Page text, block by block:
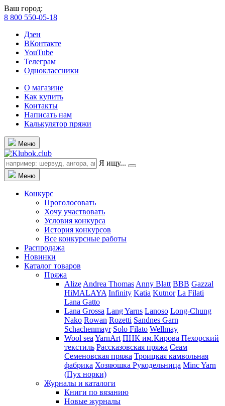
Ваш город:
8 800 550-05-18
Дзен
ВКонтакте
YouTube
Телеграм
Одноклассники
О магазине
Как купить
Контакты
Написать нам
Калькулятор пряжи
Меню
Я ищу...
Меню
Конкурс
Проголосовать
Хочу участвовать
Условия конкурса
История конкурсов
Все конкурсные работы
Распродажа
Новинки
Каталог товаров
Пряжа
Alize Andrea Thomas Anny Blatt BBB Gazzal
HiMALAYA Infinity Katia Kutnor La Filati
Lana Gatto
Lana Grossa Lang Yarns Lanoso Long-Chung
Nako Rowan Rozetti Sandnes Garn
Schachenmayr Solo Filato Wellmay
Wool sea YarnArt ПНК им.Кирова Пехорский
текстиль Рассказовская пряжа Сеам
Семеновская пряжа Троицкая камвольная
фабрика Хозяюшка Рукодельница Minc Yarn
(Пух норки)
Журналы и каталоги
Книги по вязанию
Новые журналы